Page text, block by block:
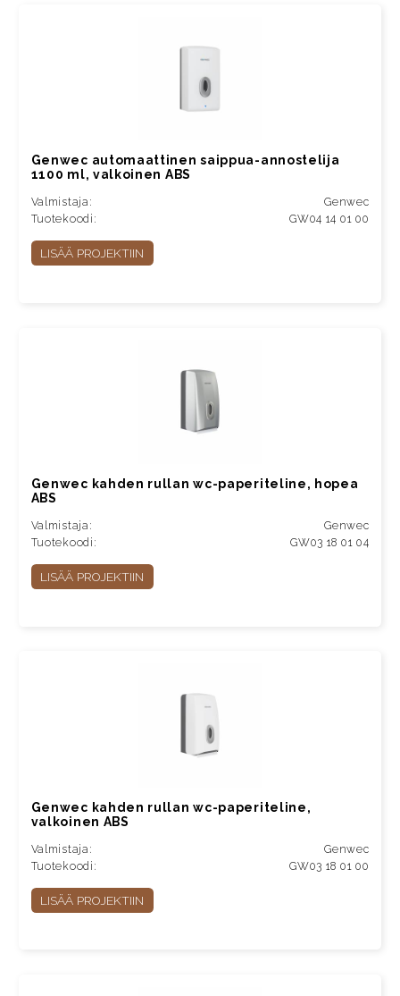
Genwec automaattinen saippua-annostelija
1100 ml, valkoinen ABS
Valmistaja:
Genwec
Tuotekoodi:
GW04 14 01 00
LISÄÄ PROJEKTIIN
Genwec kahden rullan wc-paperiteline, hopea
ABS
Valmistaja:
Genwec
Tuotekoodi:
GW03 18 01 04
LISÄÄ PROJEKTIIN
Genwec kahden rullan wc-paperiteline,
valkoinen ABS
Valmistaja:
Genwec
Tuotekoodi:
GW03 18 01 00
LISÄÄ PROJEKTIIN